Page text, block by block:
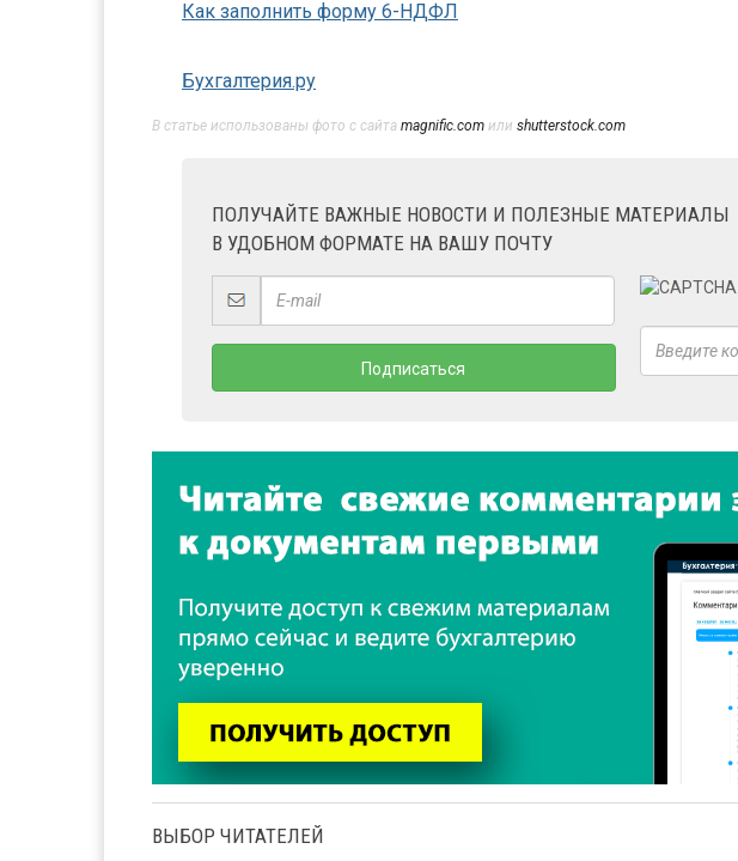
Как заполнить форму 6-НДФЛ
Бухгалтерия.ру
В статье использованы фото с сайта magnific.com или shutterstock.com
ПОЛУЧАЙТЕ ВАЖНЫЕ НОВОСТИ И ПОЛЕЗНЫЕ МАТЕРИАЛЫ
В УДОБНОМ ФОРМАТЕ НА ВАШУ ПОЧТУ
ВЫБОР ЧИТАТЕЛЕЙ